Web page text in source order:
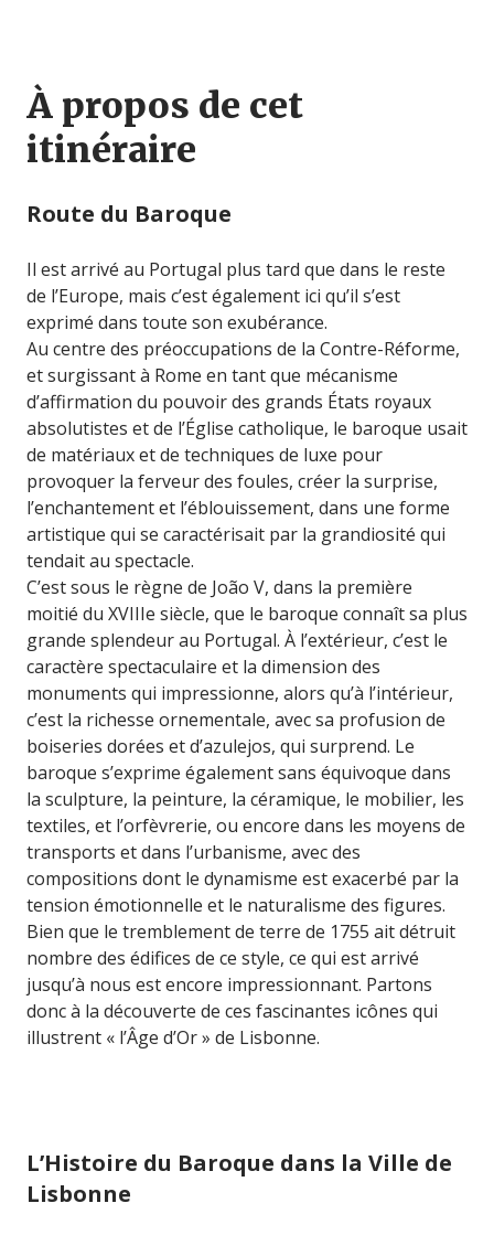
À propos de cet
itinéraire
Route du Baroque
Il est arrivé au Portugal plus tard que dans le reste
de l’Europe, mais c’est également ici qu’il s’est
exprimé dans toute son exubérance.
Au centre des préoccupations de la Contre-Réforme,
et surgissant à Rome en tant que mécanisme
d’affirmation du pouvoir des grands États royaux
absolutistes et de l’Église catholique, le baroque usait
de matériaux et de techniques de luxe pour
provoquer la ferveur des foules, créer la surprise,
l’enchantement et l’éblouissement, dans une forme
artistique qui se caractérisait par la grandiosité qui
tendait au spectacle.
C’est sous le règne de João V, dans la première
moitié du XVIIIe siècle, que le baroque connaît sa plus
grande splendeur au Portugal. À l’extérieur, c’est le
caractère spectaculaire et la dimension des
monuments qui impressionne, alors qu’à l’intérieur,
c’est la richesse ornementale, avec sa profusion de
boiseries dorées et d’azulejos, qui surprend. Le
baroque s’exprime également sans équivoque dans
la sculpture, la peinture, la céramique, le mobilier, les
textiles, et l’orfèvrerie, ou encore dans les moyens de
transports et dans l’urbanisme, avec des
compositions dont le dynamisme est exacerbé par la
tension émotionnelle et le naturalisme des figures.
Bien que le tremblement de terre de 1755 ait détruit
nombre des édifices de ce style, ce qui est arrivé
jusqu’à nous est encore impressionnant. Partons
donc à la découverte de ces fascinantes icônes qui
illustrent « l’Âge d’Or » de Lisbonne.
L’Histoire du Baroque dans la Ville de
Lisbonne